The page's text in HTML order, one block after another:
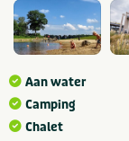
Aan water
Camping
Chalet